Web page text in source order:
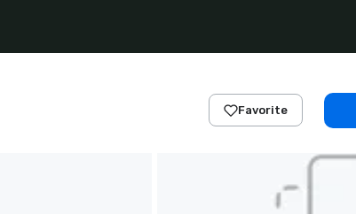
Favorite